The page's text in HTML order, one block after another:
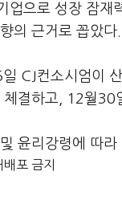
업으로 성장 잠
의 근거로 꼽았다.
CJ컨소시엄이
결하고, 12월
윤리강령에 따
포 금지